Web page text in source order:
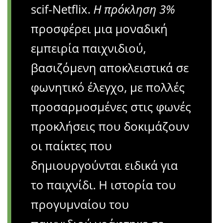
scif-Netflix. Η πρόκληση 3%
προσφέρει μια μοναδική
εμπειρία παιχνιδιού,
βασιζόμενη αποκλειστικά σε
φωνητικό έλεγχο, με πολλές
προσαρμοσμένες στις φωνές
προκλήσεις που δοκιμάζουν
οι παίκτες που
δημιουργούνται ειδικά για
το παιχνίδι. Η ιστορία του
προγυμναίου του